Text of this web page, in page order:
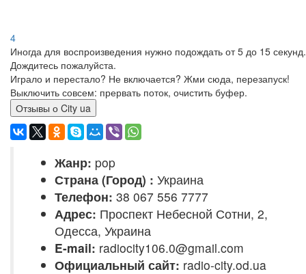
4
Иногда для воспроизведения нужно подождать от 5 до 15 секунд.
Дождитесь пожалуйста.
Играло и перестало? Не включается? Жми сюда, перезапуск!
Выключить совсем: прервать поток, очистить буфер.
Отзывы о City ua
Жанр: pop
Страна (Город) : Украина
Телефон: 38 067 556 7777
Адрес: Проспект Небесной Сотни, 2,
Одесса, Украина
E-mail: radiocity106.0@gmail.com
Официальный сайт: radio-city.od.ua